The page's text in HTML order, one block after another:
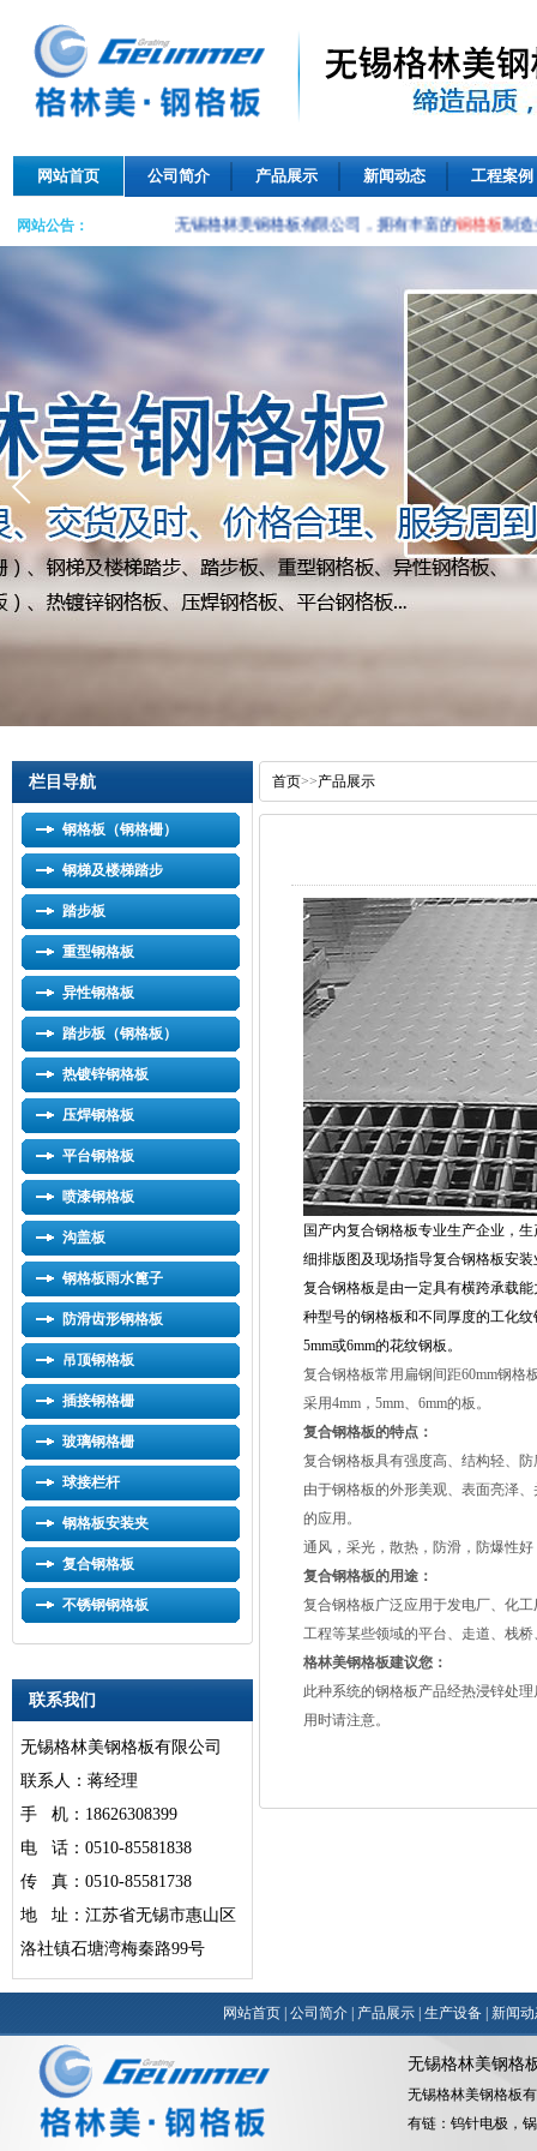
网站首页 公司简介 产品展示 新闻动态 工程案例
网站公告： 无锡格林美钢格板有限公司，拥有丰富的钢格板制造
栏目导航
钢格板（钢格栅）
钢梯及楼梯踏步
踏步板
重型钢格板
异性钢格板
踏步板（钢格板）
热镀锌钢格板
压焊钢格板
平台钢格板
喷漆钢格板
沟盖板
钢格板雨水篦子
防滑齿形钢格板
吊顶钢格板
插接钢格栅
玻璃钢格栅
球接栏杆
钢格板安装夹
复合钢格板
不锈钢钢格板
联系我们
无锡格林美钢格板有限公司
联系人：蒋经理
手 机：18626308399
电 话：0510-85581838
传 真：0510-85581738
地 址：江苏省无锡市惠山区
洛社镇石塘湾梅秦路99号
首页>>产品展示
国产内复合钢格板专业生产企业，
细排版图及现场指导复合钢格板安
复合钢格板是由一定具有横跨承载
种型号的钢格板和不同厚度的工化
5mm或6mm的花纹钢板。
复合钢格板常用扁钢间距60mm钢格
采用4mm，5mm、6mm的板。
复合钢格板的特点：
复合钢格板具有强度高、结构轻、
由于钢格板的外形美观、表面亮泽
的应用。
通风，采光，散热，防滑，防爆性
复合钢格板的用途：
复合钢格板广泛应用于发电厂、化
工程等某些领域的平台、走道、栈
格林美钢格板建议您：
此种系统的钢格板产品经热浸锌处
用时请注意。
网站首页 | 公司简介 | 产品展示 | 生产设备 | 新闻
无锡格林美钢格
无锡格林美钢格板
有链： 钨针电极 ，